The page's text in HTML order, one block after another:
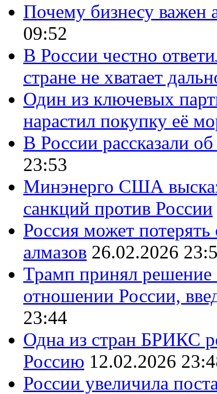
Почему бизнесу важен
09:52
В России честно
стране не хватает
Один из ключевых
нарастил покупку её
В России рассказали
23:53
Минэнерго США
санкций против России
Россия может
алмазов 26.02.2026
Трамп принял решение
отношении России,
23:44
Одна из стран БРИКС
Россию 12.02.2026
России увеличила